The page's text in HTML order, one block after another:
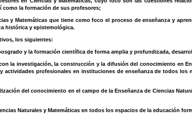
como la formación de sus profesores;
y Matemáticas que tiene como foco el proceso de enseñanza y
histórica y epistemológica.
los siguientes:
y la formación científica de forma amplia y profundizada,
la investigación, la construcción y la difusión del conocimiento en
actividades profesionales en instituciones de enseñanza de todos
del conocimiento en el campo de la Enseñanza de Ciencias
Naturales y Matemáticas en todos los espacios de la educación